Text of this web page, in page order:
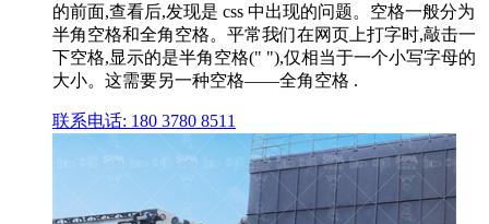
的前面,查看后,发现是 css 中出现的问题。空格一般分为
半角空格和全角空格。平常我们在网页上打字时,敲击一
下空格,显示的是半角空格(" "),仅相当于一个小写字母的
大小。这需要另一种空格——全角空格 .
联系电话: 180 3780 8511